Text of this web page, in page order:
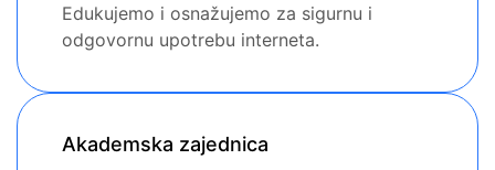
Edukujemo i osnažujemo za sigurnu i
odgovornu upotrebu interneta.
Akademska zajednica